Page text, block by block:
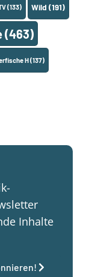
(133) Wild (191)
(463)
H(137)
Inhalte